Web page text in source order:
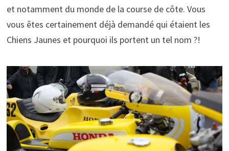
et notamment du monde de la course de côte. Vous
vous êtes certainement déjà demandé qui étaient les
Chiens Jaunes et pourquoi ils portent un tel nom ?!